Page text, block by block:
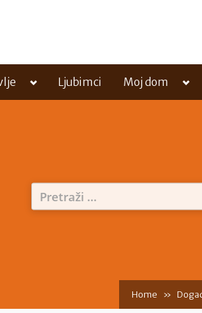
Toggle
menu
Ljubimci Moj dom
Pretraži:
Home